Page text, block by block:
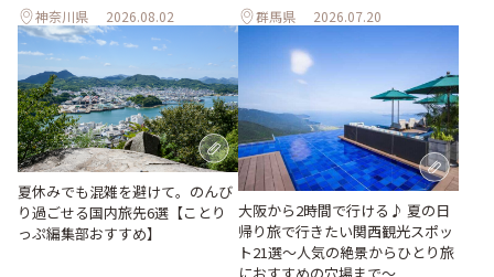
神奈川県 2026.08.02 群馬県 2026.07.20
夏休みでも混雑を避けて。のんび
り過ごせる国内旅先6選【ことり
っぷ編集部おすすめ】
大阪から2時間で行ける♪ 夏の日
帰り旅で行きたい関西観光スポッ
ト21選～人気の絶景からひとり旅